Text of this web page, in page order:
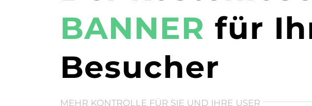
BANNER für
Besucher
MEHR KONTROLLE FÜR SIE UND IHRE USER